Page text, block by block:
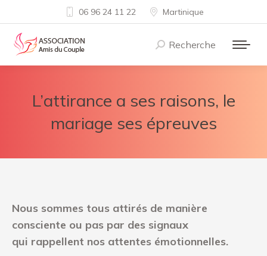
06 96 24 11 22 Martinique
Recherche
:
Recherche
L’attirance a ses raisons, le
mariage ses épreuves
Nous sommes tous attirés de manière
consciente ou pas par des signaux
qui rappellent nos attentes émotionnelles.